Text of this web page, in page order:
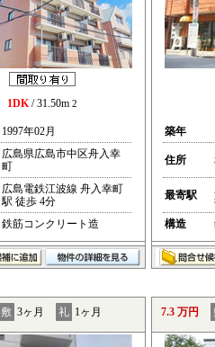
1DK/ 31.50m 2
1997年02月
広島県広島市中区舟入幸
町
広島電鉄江波線 舟入幸町
駅 徒歩 4分
鉄筋コンクリート造
築年
住所
最寄駅
構造
敷 3ヶ月 礼 1ヶ月 7.3 万円